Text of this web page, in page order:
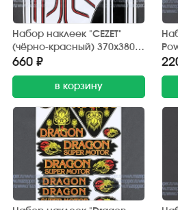
Набор наклеек "CEZET"
(чёрно-красный) 370х380
мм. (10 шт.)
660 ₽
в корзину